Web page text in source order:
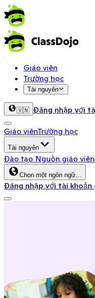
Giáo viên
Trường học
Tài nguyên
🇻🇳 Đăng nhập với
Giáo viênTrường học
Tài nguyên
Đào tạo Nguồn giáo viên
Chọn một ngôn ngữ…
Đăng nhập với tài khoản